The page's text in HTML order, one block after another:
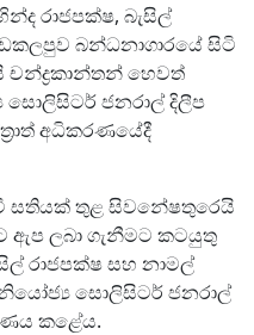
රාජපක්ෂ, බැසිල්
බන්ධනාගාරයේ සිටි
හෙවත්
ජනරාල් දිලීප
අධිකරණයේදී
සතියක් තුළ සිවනේෂතුරෙයි
ඇප ලබා ගැනීමට කටයුතු
රාජපක්ෂ සහ නාමල්
නියෝජ්‍ය සොලිසිටර් ජනරාල්
කළේය.